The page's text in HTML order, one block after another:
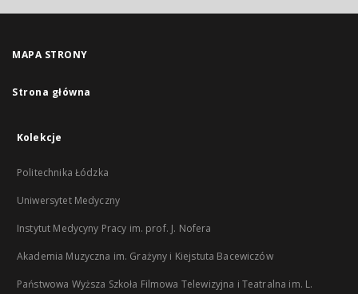
MAPA STRONY
Strona główna
Kolekcje
Politechnika Łódzka
Uniwersytet Medyczny
Instytut Medycyny Pracy im. prof. J. Nofera
Akademia Muzyczna im. Grażyny i Kiejstuta Bacewiczów
Państwowa Wyższa Szkoła Filmowa Telewizyjna i Teatralna im. L.